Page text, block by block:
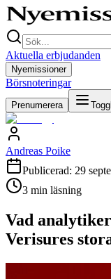
Aktuella erbjudanden
Nyemissioner
Börsnoteringar
Prenumerera
Andreas Poike
Publicerad: 29
3 min läsning
Vad
Verisures